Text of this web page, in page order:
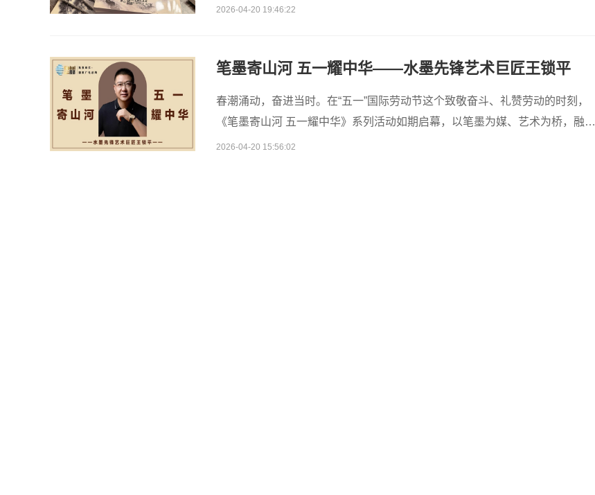
长篇历史武侠力作《寒锋
2026-04-20 19:46:22
笔墨寄山河 五一耀中华——水墨先锋艺术巨匠王锁平
春潮涌动，奋进当时。在“五一”国际劳动节这个致敬奋斗、礼赞劳动的时刻，
《笔墨寄山河 五一耀中华》系列活动如期启幕，以笔墨为媒、艺术为桥，融家
国情怀、劳动精神与
2026-04-20 15:56:02